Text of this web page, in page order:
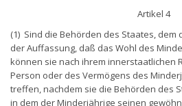
Artikel 4
(1) Sind die Behörden des Staates, dem
der Auffassung, daß das Wohl des
können sie nach ihrem innerstaatlichen
Person oder des Vermögens des
treffen, nachdem sie die Behörden des
in dem der Minderjährige seinen